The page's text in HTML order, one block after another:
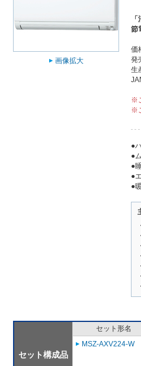
画像拡大
節
価
発
生
※
※
●
●
●
●
●
セット構成品
セット形名
MSZ-AXV224-W